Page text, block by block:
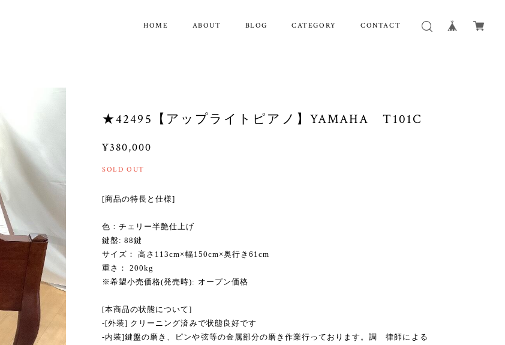
HOME ABOUT BLOG CATEGORY CONTACT
★42495【アップライトピアノ】YAMAHA T101C
¥380,000
SOLD OUT
[商品の特長と仕様]
色：チェリー半艶仕上げ
鍵盤: 88鍵
サイズ： 高さ113cm×幅150cm×奥行き61cm
重さ： 200kg
※希望小売価格(発売時): オープン価格
[本商品の状態について]
-[外装] クリーニング済みで状態良好です
-内装]鍵盤の磨き、ピンや弦等の金属部分の磨き作業行っております。調 律師による